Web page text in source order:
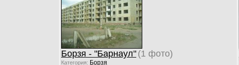
Борзя - "Барнаул" (1 фото)
Категория: Борзя